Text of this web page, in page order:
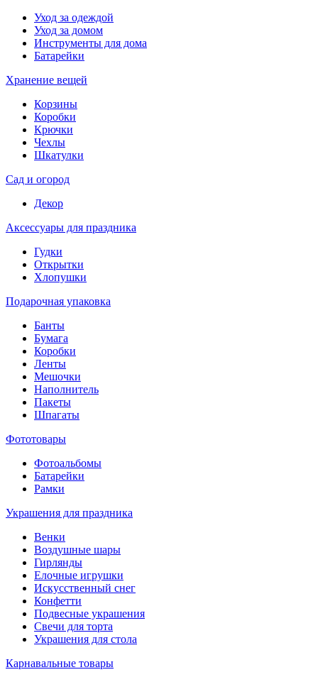
Уход за одеждой
Уход за домом
Инструменты для дома
Батарейки
Хранение вещей
Корзины
Коробки
Крючки
Чехлы
Шкатулки
Сад и огород
Декор
Аксессуары для праздника
Гудки
Открытки
Хлопушки
Подарочная упаковка
Банты
Бумага
Коробки
Ленты
Мешочки
Наполнитель
Пакеты
Шпагаты
Фототовары
Фотоальбомы
Батарейки
Рамки
Украшения для праздника
Венки
Воздушные шары
Гирлянды
Елочные игрушки
Искусственный снег
Конфетти
Подвесные украшения
Свечи для торта
Украшения для стола
Карнавальные товары